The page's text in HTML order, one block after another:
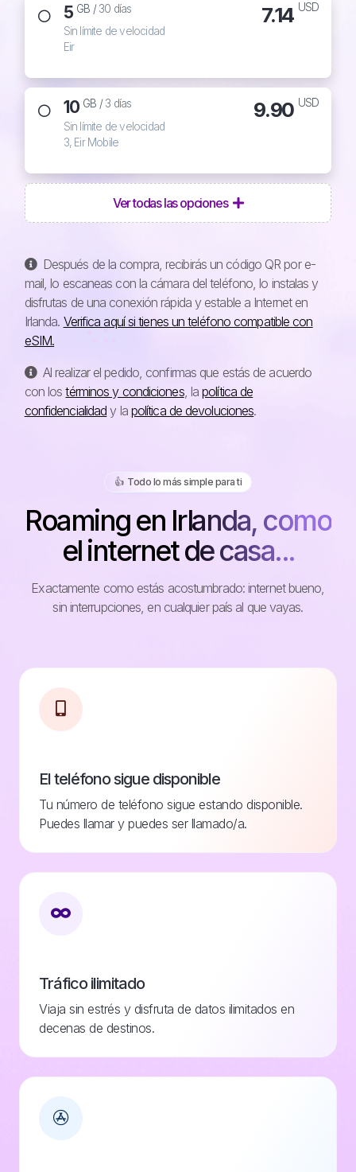
5 GB /30 días
Sin límite de velocidad
Eir
7.14 USD
10 GB /3 días
Sin límite de velocidad
3, Eir Mobile
9.90 USD
Ver todas las opciones
Después de la compra, recibirás un código QR por e-
mail, lo escaneas con la cámara del teléfono, lo instalas y
disfrutas de una conexión rápida y estable a Internet en
Irlanda. Verifica aquí si tienes un teléfono compatible con
eSIM.
Al realizar el pedido, confirmas que estás de acuerdo
con lostérminos y condiciones, lapolítica de
confidencialidad y la política de devoluciones.
👍️ Todo lo más simple para ti
Roaming en Irlanda, como
el internet de casa...
Exactamente como estás acostumbrado: internet bueno,
sin interrupciones, en cualquier país al que vayas.
El teléfono sigue disponible
Tu número de teléfono sigue estando disponible.
Puedes llamar y puedes ser llamado/a.
Tráfico ilimitado
Viaja sin estrés y disfruta de datos ilimitados en
decenas de destinos.